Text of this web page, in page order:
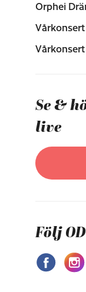
Orphei
Se &
live
Följ OD